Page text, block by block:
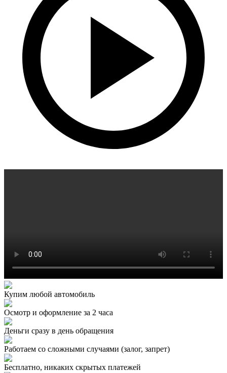
Купим любой автомобиль
Осмотр и оформление за 2 часа
Деньги сразу в день обращения
Работаем со сложными случаями (залог, запрет)
Бесплатно, никаких скрытых платежей